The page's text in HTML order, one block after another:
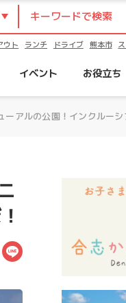
ウト ランチ ドライブ 熊本市
イベント お役立ち
アルの公園！インクルー
LINE